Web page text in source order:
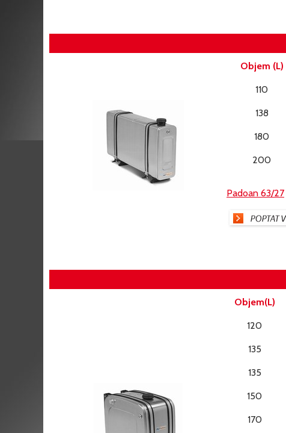
Objem (L)
110
138
180
200
Padoan 63/27
Objem(L)
120
135
135
150
170